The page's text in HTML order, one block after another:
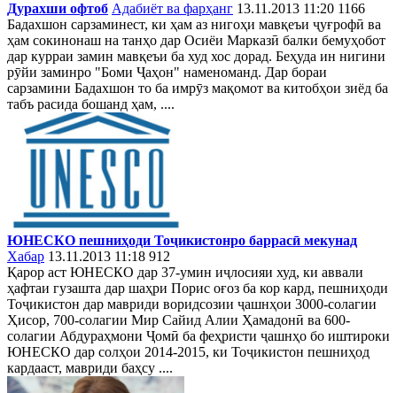
Дурахши офтоб Адабиёт ва фарҳанг 13.11.2013 11:20 1166
Бадахшон сарзаминест, ки ҳам аз нигоҳи мавқеъи ҷуғрофӣ ва
ҳам сокинонаш на танҳо дар Осиёи Марказӣ балки бемуҳобот
дар курраи замин мавқеъи ба худ хос дорад. Беҳуда ин нигини
рӯйи заминро "Боми Ҷаҳон" наменоманд. Дар бораи
сарзамини Бадахшон то ба имрӯз мақомот ва китобҳои зиёд ба
табъ расида бошанд ҳам, ....
ЮНЕСКО пешниҳоди Тоҷикистонро баррасӣ мекунад
Хабар 13.11.2013 11:18 912
Қарор аст ЮНЕСКО дар 37-умин иҷлосияи худ, ки аввали
ҳафтаи гузашта дар шаҳри Порис оғоз ба кор кард, пешниҳоди
Тоҷикистон дар мавриди воридсозии ҷашнҳои 3000-солагии
Ҳисор, 700-солагии Мир Сайид Алии Ҳамадонӣ ва 600-
солагии Абдураҳмони Ҷомӣ ба феҳристи ҷашнҳо бо иштироки
ЮНЕСКО дар солҳои 2014-2015, ки Тоҷикистон пешниҳод
кардааст, мавриди баҳсу ....